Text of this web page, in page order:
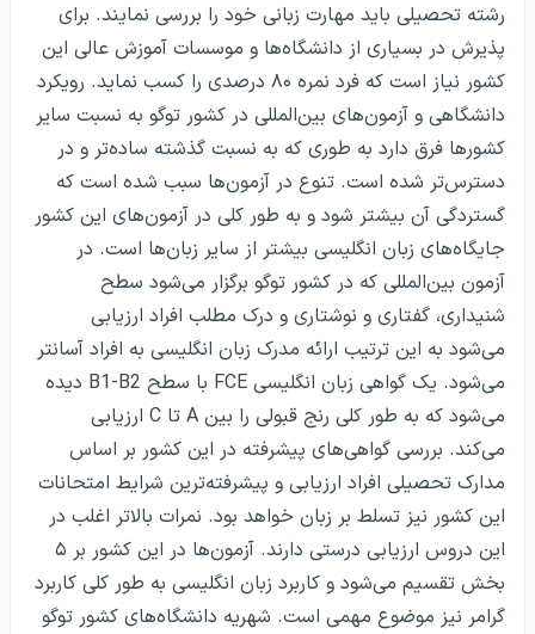
رشته تحصیلی باید مهارت زبانی خود را بررسی نمایند. برای
پذیرش در بسیاری از دانشگاه‌ها و موسسات آموزش عالی این
کشور نیاز است که فرد نمره ۸۰ درصدی را کسب نماید. رویکرد
دانشگاهی و آزمون‌های بین‌المللی در کشور توگو به نسبت سایر
کشورها فرق دارد به طوری که به نسبت گذشته ساده‌تر و در
دسترس‌تر شده است. تنوع در آزمون‌ها سبب شده است که
گستردگی آن بیشتر شود و به طور کلی در آزمون‌های این کشور
جایگاه‌های زبان انگلیسی بیشتر از سایر زبان‌ها است. در
آزمون بین‌المللی که در کشور توگو برگزار می‌شود سطح
شنیداری، گفتاری و نوشتاری و درک مطلب افراد ارزیابی
می‌شود به این ترتیب ارائه مدرک زبان انگلیسی به افراد آسانتر
می‌شود. یک گواهی زبان انگلیسی FCE با سطح B1-B2 دیده
می‌شود که به طور کلی رنج قبولی را بین A تا C ارزیابی
می‌کند. بررسی گواهی‌های پیشرفته در این کشور بر اساس
مدارک تحصیلی افراد ارزیابی و پیشرفته‌ترین شرایط امتحانات
این کشور نیز تسلط بر زبان خواهد بود. نمرات بالاتر اغلب در
این دروس ارزیابی درستی دارند. آزمون‌ها در این کشور بر ۵
بخش تقسیم می‌شود و کاربرد زبان انگلیسی به طور کلی کاربرد
گرامر نیز موضوع مهمی است. شهریه دانشگاه‌های کشور توگو